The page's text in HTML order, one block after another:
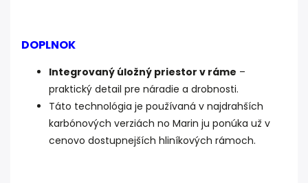
DOPLNOK
Integrovaný úložný priestor v ráme –
praktický detail pre náradie a drobnosti.
Táto technológia je používaná v najdrahších
karbónových verziách no Marin ju ponúka už v
cenovo dostupnejších hliníkových rámoch.